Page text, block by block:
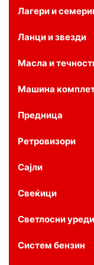
Лагери и
Ланци и звезди
Масла и
Машина
Предница
Ретровизори
Сајли
Свеќици
Светлосни уреди
Систем бензин